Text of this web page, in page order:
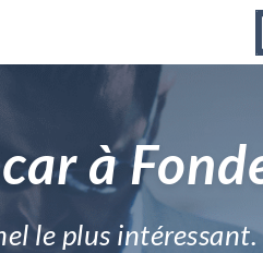
à
le plus